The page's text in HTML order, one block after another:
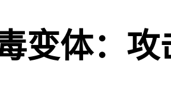
变体：